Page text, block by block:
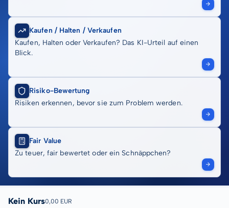
Kaufen / Halten / Verkaufen
Kaufen, Halten oder Verkaufen? Das KI-Urteil auf einen
Blick.
Risiko-Bewertung
Risiken erkennen, bevor sie zum Problem werden.
Fair Value
Zu teuer, fair bewertet oder ein Schnäppchen?
Kein Kurs0,00 EUR